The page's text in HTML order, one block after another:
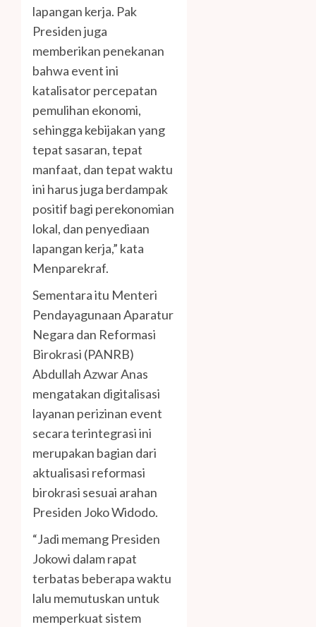
lapangan kerja. Pak
Presiden juga
memberikan penekanan
bahwa event ini
katalisator percepatan
pemulihan ekonomi,
sehingga kebijakan yang
tepat sasaran, tepat
manfaat, dan tepat waktu
ini harus juga berdampak
positif bagi perekonomian
lokal, dan penyediaan
lapangan kerja,” kata
Menparekraf.
Sementara itu Menteri
Pendayagunaan Aparatur
Negara dan Reformasi
Birokrasi (PANRB)
Abdullah Azwar Anas
mengatakan digitalisasi
layanan perizinan event
secara terintegrasi ini
merupakan bagian dari
aktualisasi reformasi
birokrasi sesuai arahan
Presiden Joko Widodo.
“Jadi memang Presiden
Jokowi dalam rapat
terbatas beberapa waktu
lalu memutuskan untuk
memperkuat sistem